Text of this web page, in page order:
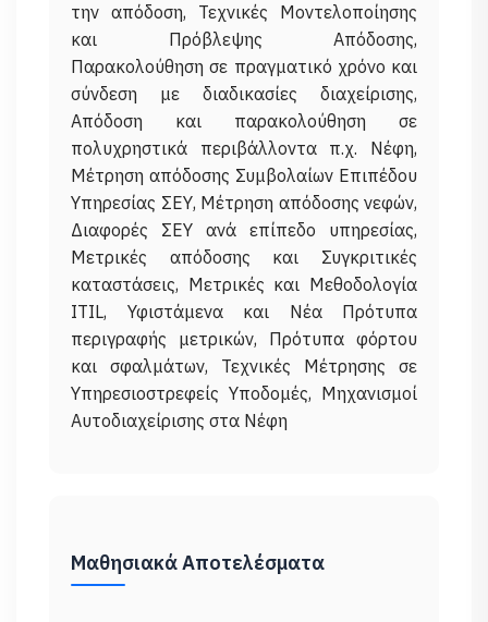
την απόδοση, Τεχνικές Μοντελοποίησης
και Πρόβλεψης Απόδοσης,
Παρακολούθηση σε πραγματικό χρόνο και
σύνδεση με διαδικασίες διαχείρισης,
Απόδοση και παρακολούθηση σε
πολυχρηστικά περιβάλλοντα π.χ. Νέφη,
Μέτρηση απόδοσης Συμβολαίων Επιπέδου
Υπηρεσίας ΣΕΥ, Μέτρηση απόδοσης νεφών,
Διαφορές ΣΕΥ ανά επίπεδο υπηρεσίας,
Μετρικές απόδοσης και Συγκριτικές
καταστάσεις, Μετρικές και Μεθοδολογία
ITIL, Υφιστάμενα και Νέα Πρότυπα
περιγραφής μετρικών, Πρότυπα φόρτου
και σφαλμάτων, Τεχνικές Μέτρησης σε
Υπηρεσιοστρεφείς Υποδομές, Μηχανισμοί
Μαθησιακά Αποτελέσματα